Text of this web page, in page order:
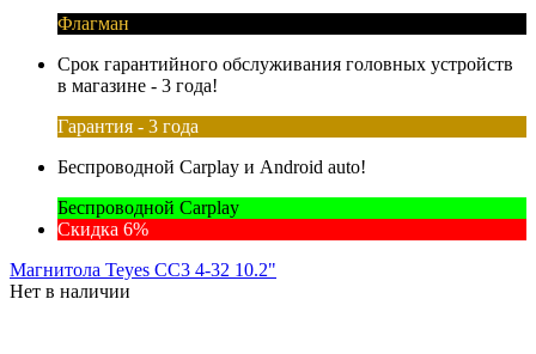
Флагман
Срок гарантийного обслуживания головных устройств
в магазине - 3 года!
Гарантия - 3 года
Беспроводной Carplay и Android auto!
Беспроводной Carplay
Скидка 6%
Магнитола Teyes CC3 4-32 10.2"
Нет в наличии